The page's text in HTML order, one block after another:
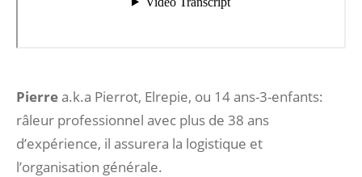
Pierrea.k.a Pierrot, Elrepie, ou 14 ans-3-enfants:
râleur professionnel avec plus de 38 ans
d’expérience, il assurera la logistique et
l’organisation générale.